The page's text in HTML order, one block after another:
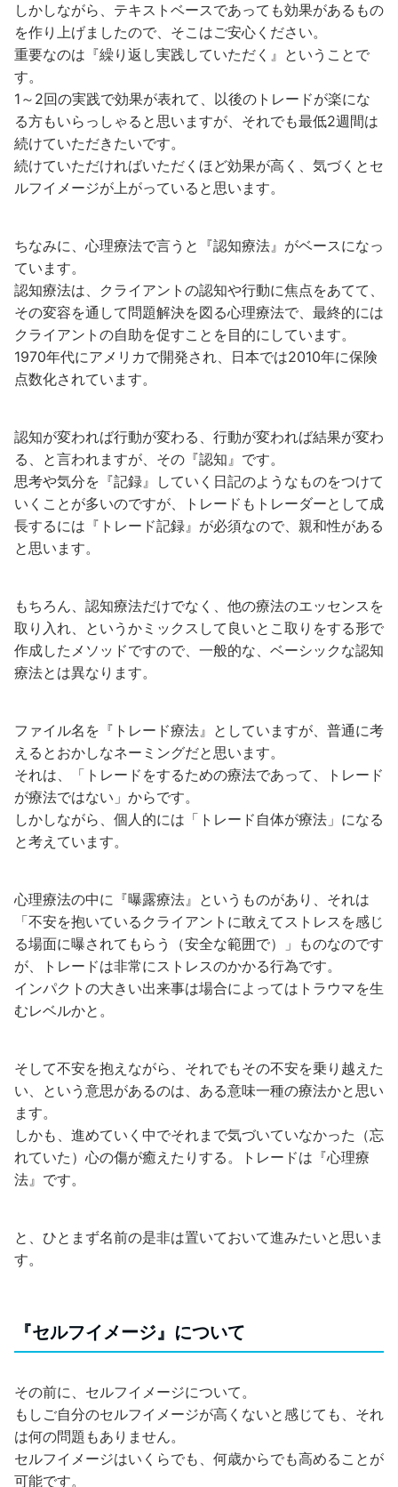
しかしながら、テキストベースであっても効果があるもの
を作り上げましたので、そこはご安心ください。
重要なのは『繰り返し実践していただく』ということで
す。
1～2回の実践で効果が表れて、以後のトレードが楽にな
る方もいらっしゃると思いますが、それでも最低2週間は
続けていただきたいです。
続けていただければいただくほど効果が高く、気づくとセ
ルフイメージが上がっていると思います。
ちなみに、心理療法で言うと『認知療法』がベースになっ
ています。
認知療法は、クライアントの認知や行動に焦点をあてて、
その変容を通して問題解決を図る心理療法で、最終的には
クライアントの自助を促すことを目的にしています。
1970年代にアメリカで開発され、日本では2010年に保険
点数化されています。
認知が変われば行動が変わる、行動が変われば結果が変わ
る、と言われますが、その『認知』です。
思考や気分を『記録』していく日記のようなものをつけて
いくことが多いのですが、トレードもトレーダーとして成
長するには『トレード記録』が必須なので、親和性がある
と思います。
もちろん、認知療法だけでなく、他の療法のエッセンスを
取り入れ、というかミックスして良いとこ取りをする形で
作成したメソッドですので、一般的な、ベーシックな認知
療法とは異なります。
ファイル名を『トレード療法』としていますが、普通に考
えるとおかしなネーミングだと思います。
それは、「トレードをするための療法であって、トレード
が療法ではない」からです。
しかしながら、個人的には「トレード自体が療法」になる
と考えています。
心理療法の中に『曝露療法』というものがあり、それは
「不安を抱いているクライアントに敢えてストレスを感じ
る場面に曝されてもらう（安全な範囲で）」ものなのです
が、トレードは非常にストレスのかかる行為です。
インパクトの大きい出来事は場合によってはトラウマを生
むレベルかと。
そして不安を抱えながら、それでもその不安を乗り越えた
い、という意思があるのは、ある意味一種の療法かと思い
ます。
しかも、進めていく中でそれまで気づいていなかった（忘
れていた）心の傷が癒えたりする。トレードは『心理療
法』です。
と、ひとまず名前の是非は置いておいて進みたいと思いま
す。
『セルフイメージ』について
その前に、セルフイメージについて。
もしご自分のセルフイメージが高くないと感じても、それ
は何の問題もありません。
セルフイメージはいくらでも、何歳からでも高めることが
可能です。